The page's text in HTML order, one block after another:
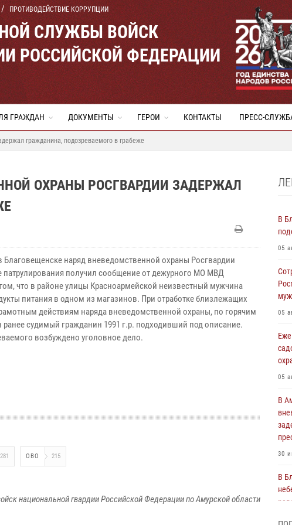
ПРОТИВОДЕЙСТВИЕ КОРРУПЦИИ
СЛУЖБЫ ВОЙСК
РОССИЙСКОЙ ФЕДЕРАЦИИ
ГРАЖДАН ДОКУМЕНТЫ ГЕРОИ КОНТАКТЫ ПРЕСС-
гражданина, подозреваемого в грабеже
ОХРАНЫ РОСГВАРДИИ ЗАДЕРЖАЛ
в Благовещенске наряд вневедомственной охраны Росгвардии
патрулирования получил сообщение от дежурного МО МВД
что в районе улицы Красноармейской неизвестный мужчина
питания в одном из магазинов. При отработке близлежащих
действиям наряда вневедомственной охраны, по горячим
судимый гражданин 1991 г.р. подходивший под описание.
возбуждено уголовное дело.
281 ОВО 215
национальной гвардии Российской Федерации по Амурской области
В
05
05
05
В
30
В